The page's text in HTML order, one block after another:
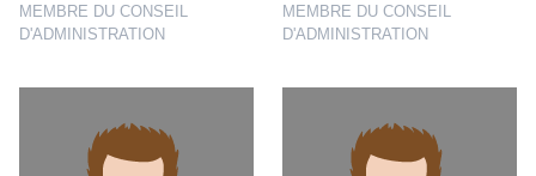
MEMBRE DU CONSEIL
D'ADMINISTRATION
MEMBRE DU CONSEIL
D'ADMINISTRATION